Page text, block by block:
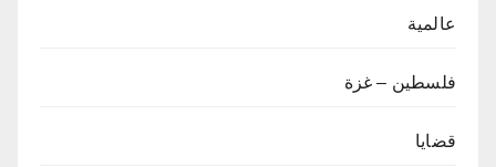
عالمية
فلسطين – غزة
قضايا